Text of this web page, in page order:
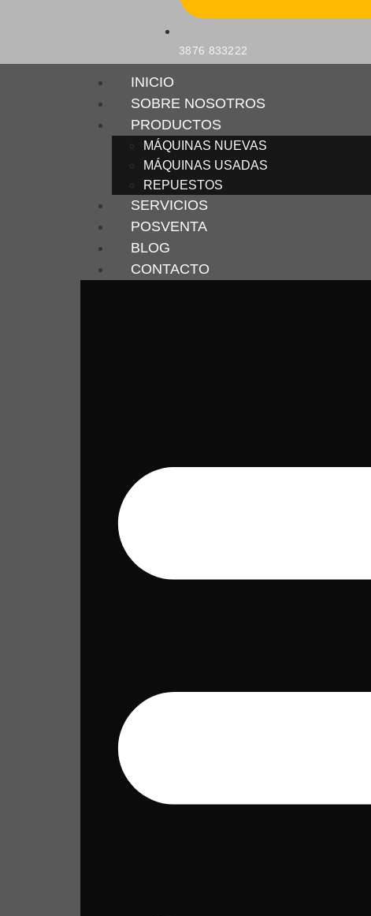
3876 833222
INICIO
SOBRE NOSOTROS
PRODUCTOS
MÁQUINAS NUEVAS
MÁQUINAS USADAS
REPUESTOS
SERVICIOS
POSVENTA
BLOG
CONTACTO